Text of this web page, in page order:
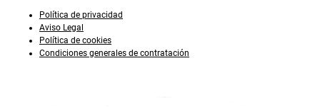
Política de privacidad
Aviso Legal
Política de cookies
Condiciones generales de contratación